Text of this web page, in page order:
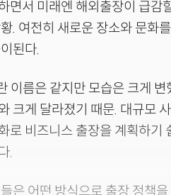
면서 미래엔 해외출장이 급감
. 여전히 새로운 장소와 문화
된다.
이름은 같지만 모습은 크게
크게 달라졌기 때문. 대규모
로 비즈니스 출장을 계획하기
.
은 어떤 방식으로 출장 정책